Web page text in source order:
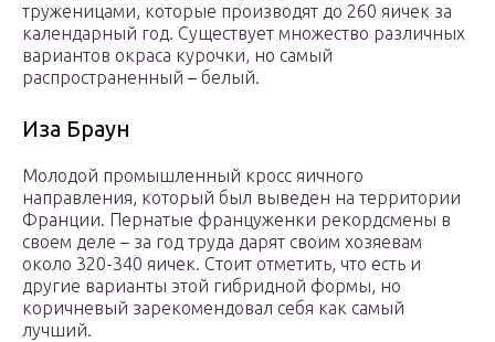
труженицами, которые производят до 260 яичек за
календарный год. Существует множество различных
вариантов окраса курочки, но самый
распространенный – белый.
Иза Браун
Молодой промышленный кросс яичного
направления, который был выведен на территории
Франции. Пернатые француженки рекордсмены в
своем деле – за год труда дарят своим хозяевам
около 320-340 яичек. Стоит отметить, что есть и
другие варианты этой гибридной формы, но
коричневый зарекомендовал себя как самый
лучший.